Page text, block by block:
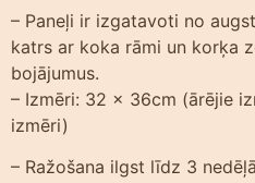
– Paneļi ir izgatavoti no
katrs ar koka rāmi un korķa
bojājumus.
– Izmēri: 32 x 36cm (ārējie
izmēri)
– Ražošana ilgst līdz 3